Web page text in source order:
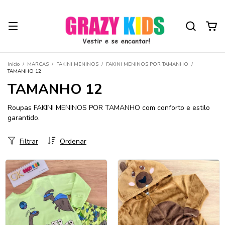
Início / MARCAS / FAKINI MENINOS / FAKINI MENINOS POR TAMANHO /
TAMANHO 12
TAMANHO 12
Roupas FAKINI MENINOS POR TAMANHO com conforto e estilo
garantido.
Ordenar
Filtrar